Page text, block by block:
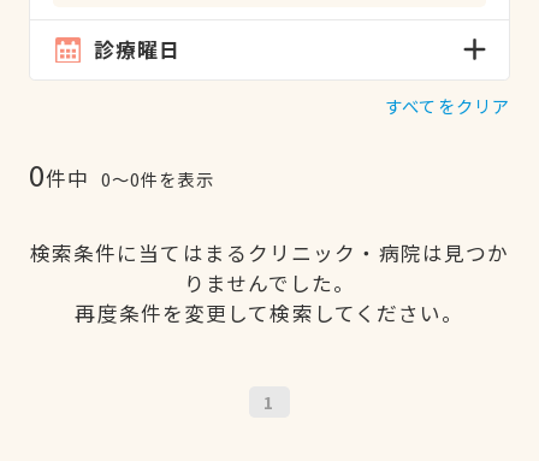
診療曜日
すべてをクリア
0件中 0〜0件を表示
検索条件に当てはまるクリニック・病院は見つか
りませんでした。
再度条件を変更して検索してください。
1